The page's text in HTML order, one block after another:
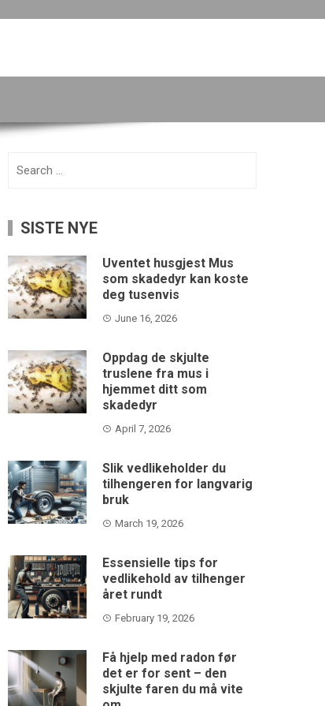
SISTE NYE
Uventet husgjest Mus
som skadedyr kan koste
deg tusenvis
June 16, 2026
Oppdag de skjulte
truslene fra mus i
hjemmet ditt som
skadedyr
April 7, 2026
Slik vedlikeholder du
tilhengeren for langvarig
bruk
March 19, 2026
Essensielle tips for
vedlikehold av tilhenger
året rundt
February 19, 2026
Få hjelp med radon før
det er for sent – den
skjulte faren du må vite